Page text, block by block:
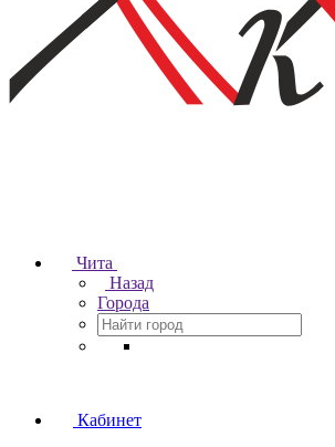
Чита
Назад
Города
Кабинет